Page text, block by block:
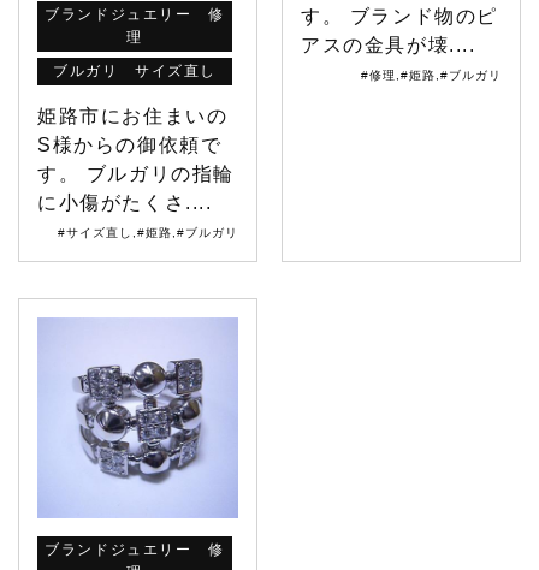
ブランドジュエリー 修
理
ブルガリ サイズ直し
姫路市にお住まいの
S様からの御依頼で
す。 ブルガリの指輪
に小傷がたくさ....
#サイズ直し #姫路 #ブルガリ
す。 ブランド物のピ
アスの金具が壊....
#修理 #姫路 #ブルガリ
ブランドジュエリー 修